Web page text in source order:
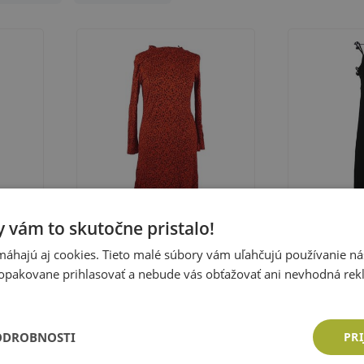
Marks and Spencer
Nové - Dámske červeno-čierne
Tally Weijl
Dámske
Cena:
vám to skutočne pristalo!
aj cookies. Tieto malé súbory vám uľahčujú používanie
prihlasovať a nebude vás obťažovať ani nevhodná